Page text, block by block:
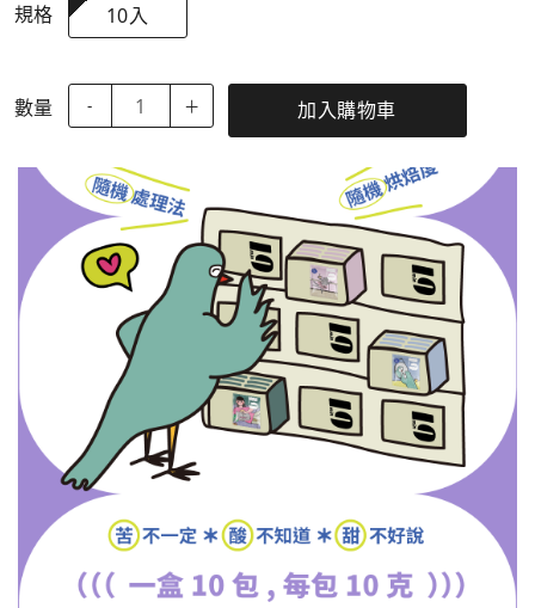
規格 10入
數量 - ＋ 加入購物車